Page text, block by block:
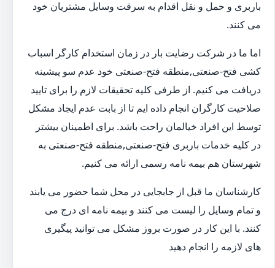
باربری و حمل و نقل اقدام به سرقت وسایل مشتریان خود
می کنند.
اما ما در شرکت رضایت بار در زمان استخدام کارگر اسباب
کشی فتح-صنعتی,منطقه فتح-صنعتی خود عدم سو پیشینه
دریافت می کنیم. از طرفی کلیه تحقیقات لازم را برای تایید
صلاحیت کارگران انجام داده ایم تا از بابت عدم ایجاد مشکل
توسط این افراد خیالمان راحت باشد. برای اطمینان بیشتر
در کلیه خدمات باربری فتح-صنعتی,منطقه فتح-صنعتی به
شهرستان هم بیمه نامه رسمی ارائه می کنیم.
کارشناسان ما قبل از جابجایی در محل شما حضور می یابند
و تمام وسایل را لیست می کنند و بیمه نامه ای درج می
کنند. با این کار در صورت بروز مشکل می توانید پیگیری
های لازمه را انجام دهید